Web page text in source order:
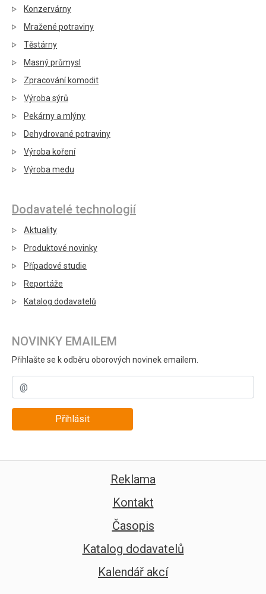
Konzervárny
Mražené potraviny
Těstárny
Masný průmysl
Zpracování komodit
Výroba sýrů
Pekárny a mlýny
Dehydrované potraviny
Výroba koření
Výroba medu
Dodavatelé technologií
Aktuality
Produktové novinky
Případové studie
Reportáže
Katalog dodavatelů
NOVINKY EMAILEM
Přihlašte se k odběru oborových novinek emailem.
Přihlásit
Reklama
Kontakt
Časopis
Katalog dodavatelů
Kalendář akcí